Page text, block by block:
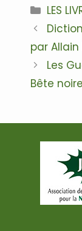
LES
des
articles
par
Les
Bête